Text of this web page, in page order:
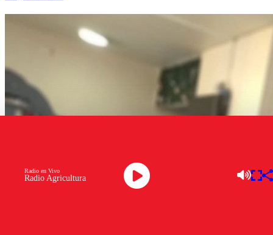
Radio Agricultura
Radio en Vivo